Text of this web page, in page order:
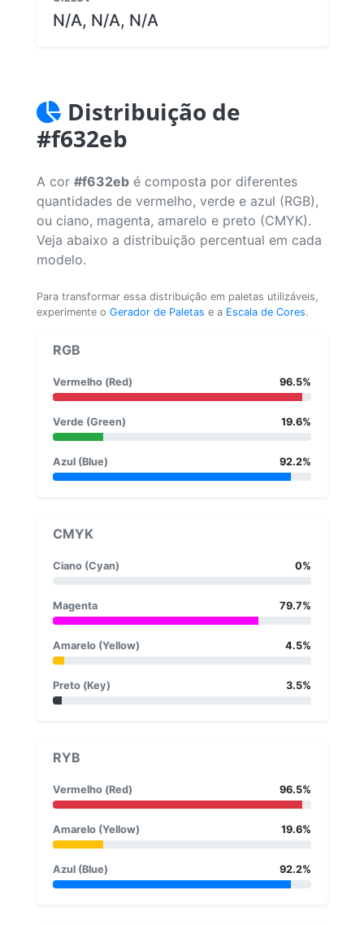
N/A, N/A, N/A
Distribuição de
#f632eb
A cor #f632eb é composta por diferentes
quantidades de vermelho, verde e azul (RGB),
ou ciano, magenta, amarelo e preto (CMYK).
Veja abaixo a distribuição percentual em cada
modelo.
Para transformar essa distribuição em paletas utilizáveis,
experimente o Gerador de Paletas e a Escala de Cores.
RGB
Vermelho (Red) 96.5%
Verde (Green) 19.6%
Azul (Blue) 92.2%
CMYK
Ciano (Cyan) 0%
Magenta 79.7%
Amarelo (Yellow) 4.5%
Preto (Key) 3.5%
RYB
Vermelho (Red) 96.5%
Amarelo (Yellow) 19.6%
Azul (Blue) 92.2%